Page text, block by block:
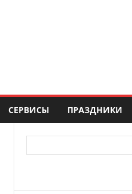
СЕРВИСЫ ПРАЗДНИКИ